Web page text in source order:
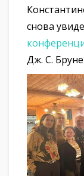
снова
Дж. С.